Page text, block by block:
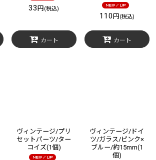
33円 (税込)
カート
110 円 (税込)
カート
ヴィンテージ/プリ
セットパーツ/ター
コイズ(1個)
ヴィンテージ/ドイ
ツ/ガラス/ピンク×
ブルー/約15mm(1
個)